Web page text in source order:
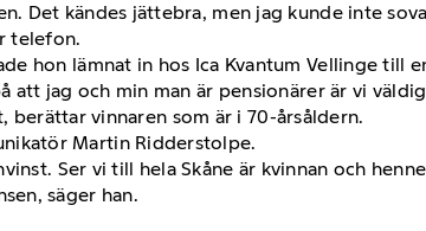
Det kändes jättebra, men jag kunde inte
telefon.
hon lämnat in hos Ica Kvantum Vellinge till
jag och min man är pensionärer är vi
vinnaren som är i 70-årsåldern.
Martin Ridderstolpe.
Ser vi till hela Skåne är kvinnan och
säger han.